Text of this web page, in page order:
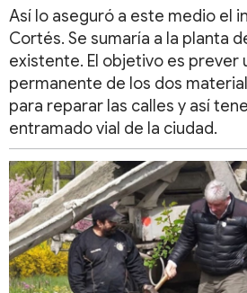
Así lo aseguró a este medio el
Cortés. Se sumaría a la planta
existente. El objetivo es prever
permanente de los dos
para reparar las calles y así
entramado vial de la ciudad.